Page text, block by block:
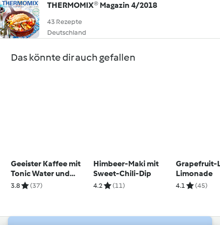
THERMOMIX® Magazin 4/2018
43 Rezepte
Deutschland
Das könnte dir auch gefallen
Geeister Kaffee mit
Tonic Water und
Zitrone
3.8 (37)
Himbeer-Maki mit
Sweet-Chili-Dip
4.2 (11)
Grapefruit-
Limonade
4.1 (45)